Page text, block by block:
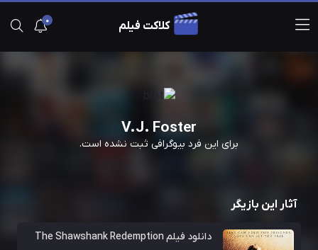
0 کلاکت فیلم
V.J. Foster
برای این فرد بیوگرافی ثبت نشده است.
آثار این بازیگر
دانلود فیلم The Shawshank Redemption